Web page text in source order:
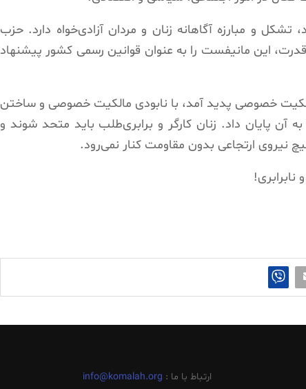
و مبارزه آگاهانه زنان و مردان آزادی‌خواه دارد. حزب
این مانیفست را به عنوان قوانین رسمی کشور پیشنهاد
خصوصی پدید آمد، با نابودی مالکیت خصوصی و ساختن
آن پایان داد. زنان کارگر و برابری‌طلب باید متحد شوند و
نیروی ارتجاعی بدون مقاومت کنار نمی‌رود.
ارتباط با ما : info@komalah.org